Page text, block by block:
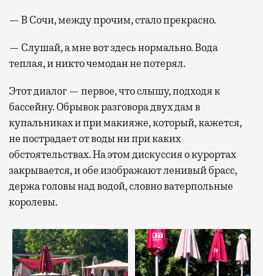
— В Сочи, между прочим, стало прекрасно.
— Слушай, а мне вот здесь нормально. Вода
теплая, и никто чемодан не потерял.
Этот диалог — первое, что слышу, подходя к
бассейну. Обрывок разговора двух дам в
купальниках и при макияже, который, кажется,
не пострадает от воды ни при каких
обстоятельствах. На этом дискуссия о курортах
закрывается, и обе изображают ленивый брасс,
держа головы над водой, словно ватерпольные
королевы.